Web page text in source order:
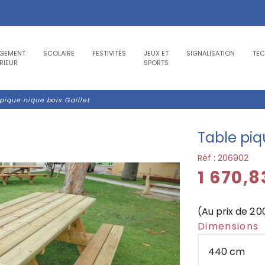
SCOLAIRE FESTIVITÉS
JEUX ET
SPORTS
SIGNALISATION
nique bois Gaillet
Table
Réf : 206902
1
(Au prix de 2
Dimensions